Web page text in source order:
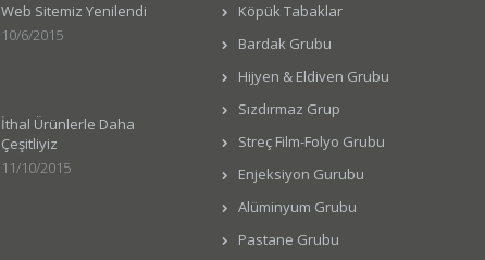
Web Sitemiz Yenilendi
10/6/2015
İthal Ürünlerle Daha
Çeşitliyiz
11/10/2015
Köpük Tabaklar
Bardak Grubu
Hijyen & Eldiven Grubu
Sızdırmaz Grup
Streç Film-Folyo Grubu
Enjeksiyon Gurubu
Alüminyum Grubu
Pastane Grubu